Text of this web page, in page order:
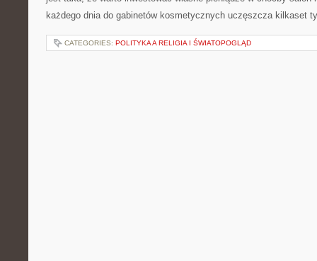
każdego dnia do gabinetów kosmetycznych uczęszcza kilkaset
CATEGORIES: POLITYKA A RELIGIA I ŚWIATOPOGLĄD